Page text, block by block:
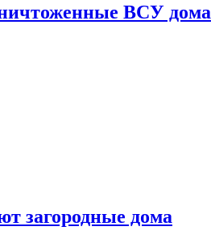
ВСУ дома
загородные дома